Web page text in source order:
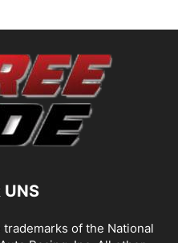
UNS
trademarks of the National